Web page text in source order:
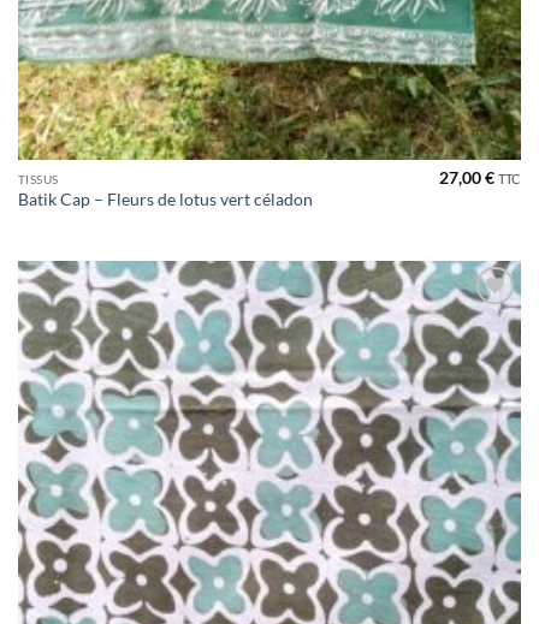
TISSUS
Batik Cap – Fleurs de lotus vert céladon
27,00€ TTC
Ajouter
à la liste
de
souhaits